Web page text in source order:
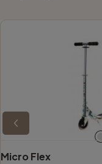
Micro Flex